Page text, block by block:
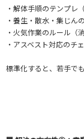
・解体手順のテンプレ
・養生・散水・集じん
・火気作業のルール（
・アスベスト対応のチ
標準化すると、若手で